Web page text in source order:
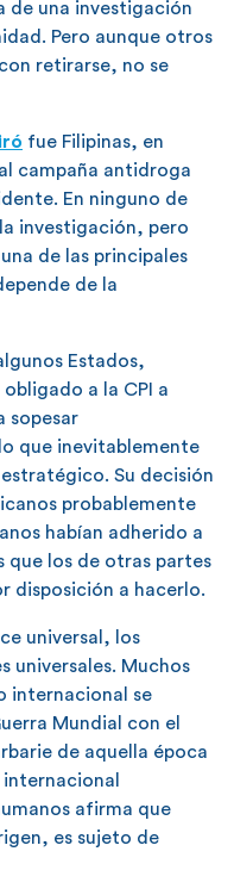
de una investigación
Pero aunque otros
retirarse, no se
fue Filipinas, en
campaña antidroga
En ninguno de
investigación, pero
de las principales
de la
Estados,
a la CPI a
sopesar
que inevitablemente
Su decisión
probablemente
habían adherido a
que los de otras partes
disposición a hacerlo.
universal, los
universales. Muchos
internacional se
Mundial con el
de aquella época
afirma que
es sujeto de